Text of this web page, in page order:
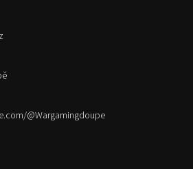
@Wargamingdoupe